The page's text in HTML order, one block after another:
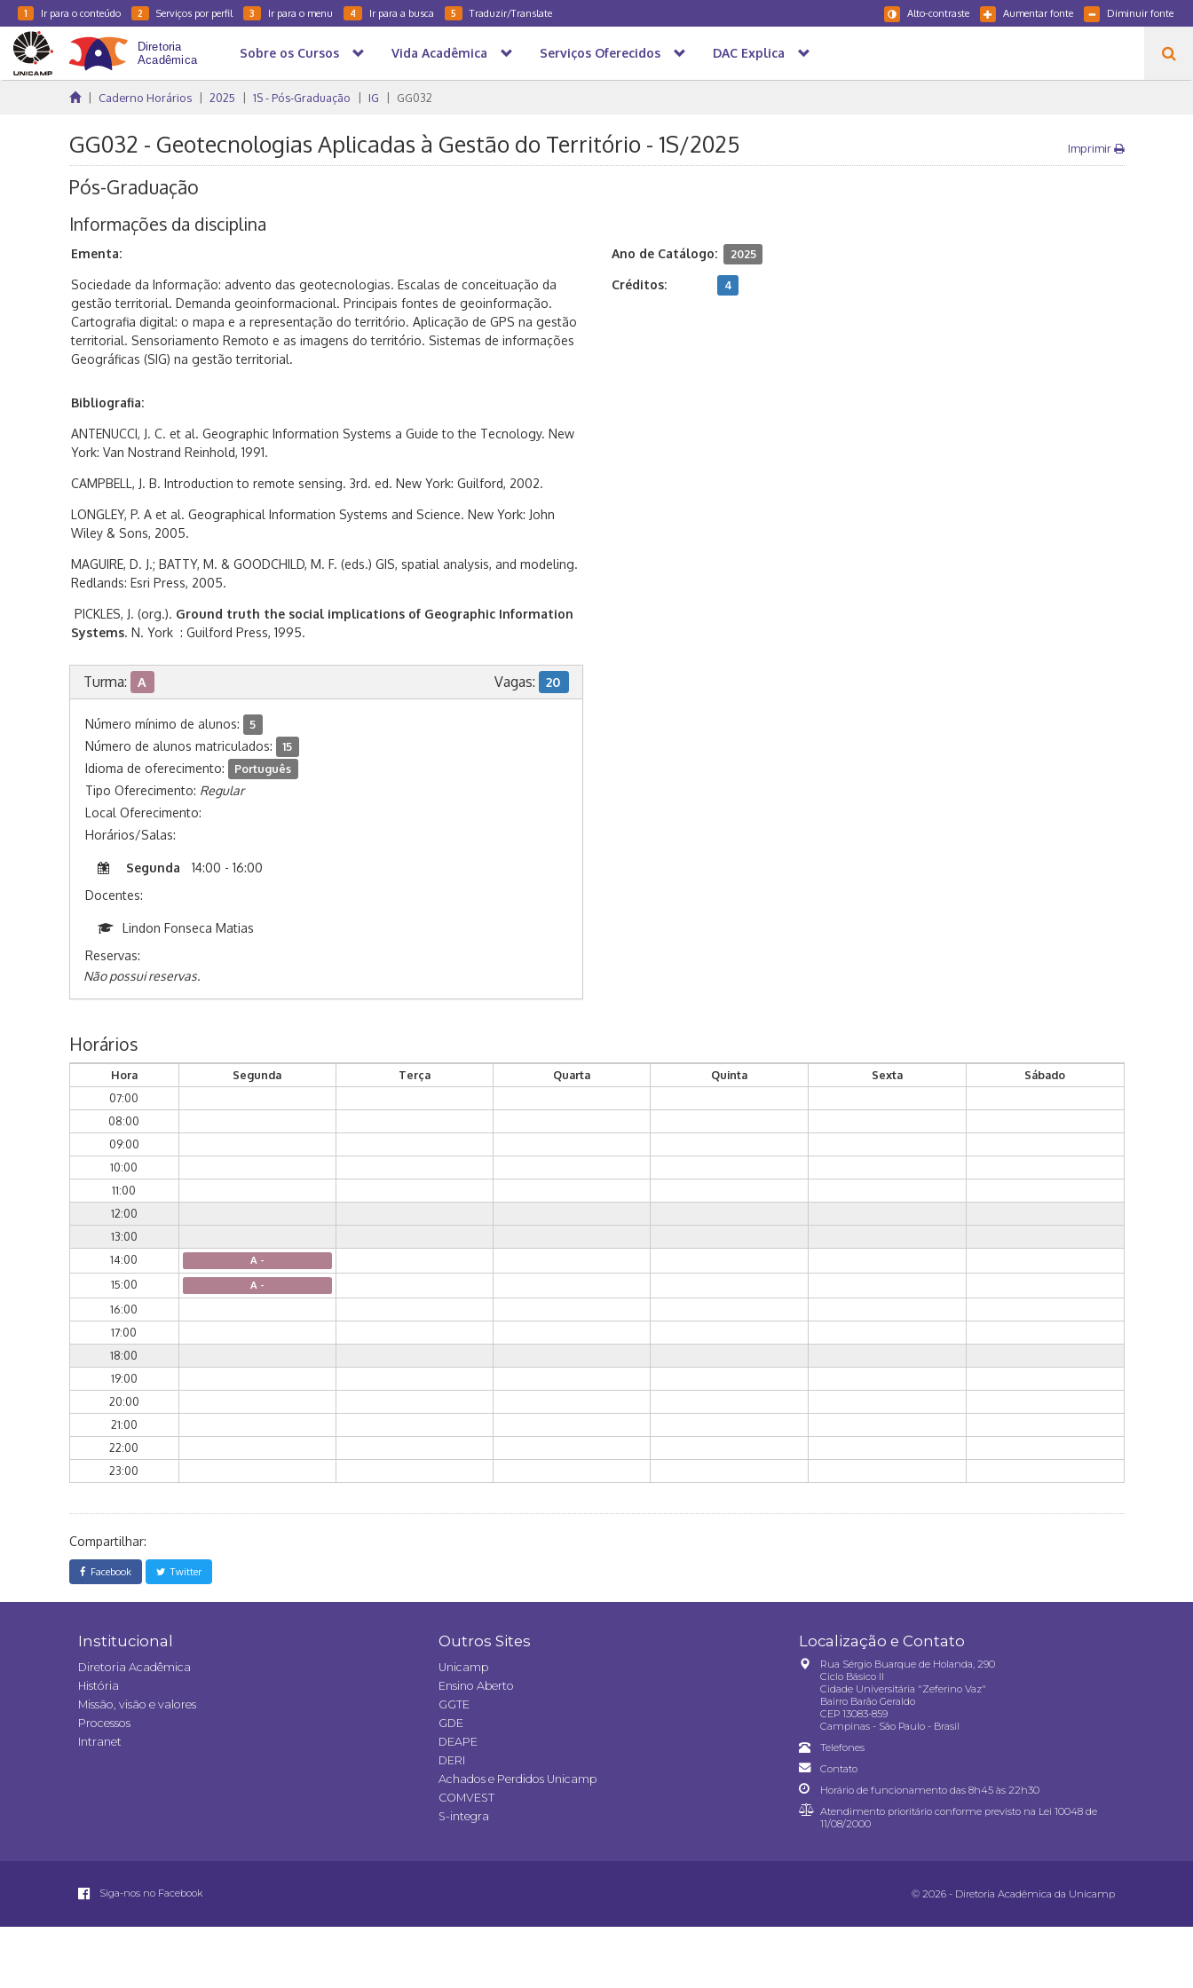
1 Ir para o conteúdo 2 Serviços por perfil 3 Ir para o menu 4 Ir para a busca 5 Traduzir/Translate Diminuir fonte
Aumentar fonte
Alto-contraste
Sobre os Cursos Vida Acadêmica Serviços Oferecidos DAC Explica
Caderno Horários 2025 1S - Pós-Graduação IG GG032
GG032 - Geotecnologias Aplicadas à Gestão do Território - 1S/2025 Imprimir
Pós-Graduação
Informações da disciplina
Ementa:
Sociedade da Informação: advento das geotecnologias. Escalas de conceituação da
gestão territorial. Demanda geoinformacional. Principais fontes de geoinformação.
Cartografia digital: o mapa e a representação do território. Aplicação de GPS na gestão
territorial. Sensoriamento Remoto e as imagens do território. Sistemas de informações
Geográficas (SIG) na gestão territorial.
Bibliografia:
ANTENUCCI, J. C. et al. Geographic Information Systems a Guide to the Tecnology. New
York: Van Nostrand Reinhold, 1991.
CAMPBELL, J. B. Introduction to remote sensing. 3rd. ed. New York: Guilford, 2002.
LONGLEY, P. A et al. Geographical Information Systems and Science. New York: John
Wiley & Sons, 2005.
MAGUIRE, D. J.; BATTY, M. & GOODCHILD, M. F. (eds.) GIS, spatial analysis, and modeling.
Redlands: Esri Press, 2005.
PICKLES, J. (org.). Ground truth the social implications of Geographic Information
Systems. N. York : Guilford Press, 1995.
Ano de Catálogo: 2025
Créditos: 4
Turma: A Vagas: 20
Número mínimo de alunos: 5
Número de alunos matriculados: 15
Idioma de oferecimento: Português
Tipo Oferecimento: Regular
Local Oferecimento:
Horários/Salas:
Segunda
14:00 - 16:00
Docentes:
Lindon Fonseca Matias
Reservas:
Não possui reservas.
Horários
Hora Segunda Terça Quarta Quinta Sexta
Sábado
07:00
08:00
09:00
10:00
11:00
12:00
13:00
14:00
A -
15:00 A -
16:00
17:00
18:00
19:00
20:00
21:00
22:00
23:00
Compartilhar:
Facebook Twitter
Institucional
Diretoria Acadêmica
História
Missão, visão e valores
Processos
Intranet
Outros Sites
Unicamp
Ensino Aberto
GGTE
GDE
DEAPE
DERI
Achados e Perdidos Unicamp
COMVEST
S-integra
Localização e Contato
Rua Sérgio Buarque de Holanda, 290
Ciclo Básico II
Cidade Universitária "Zeferino Vaz"
Bairro Barão Geraldo
CEP 13083-859
Campinas - São Paulo - Brasil
Telefones
Contato
Horário de funcionamento das 8h45 às 22h30
Atendimento prioritário conforme previsto na Lei 10048 de
11/08/2000
Siga-nos no Facebook © 2026 - Diretoria Acadêmica da Unicamp